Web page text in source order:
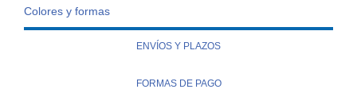
Colores y formas
ENVÍOS Y PLAZOS
FORMAS DE PAGO